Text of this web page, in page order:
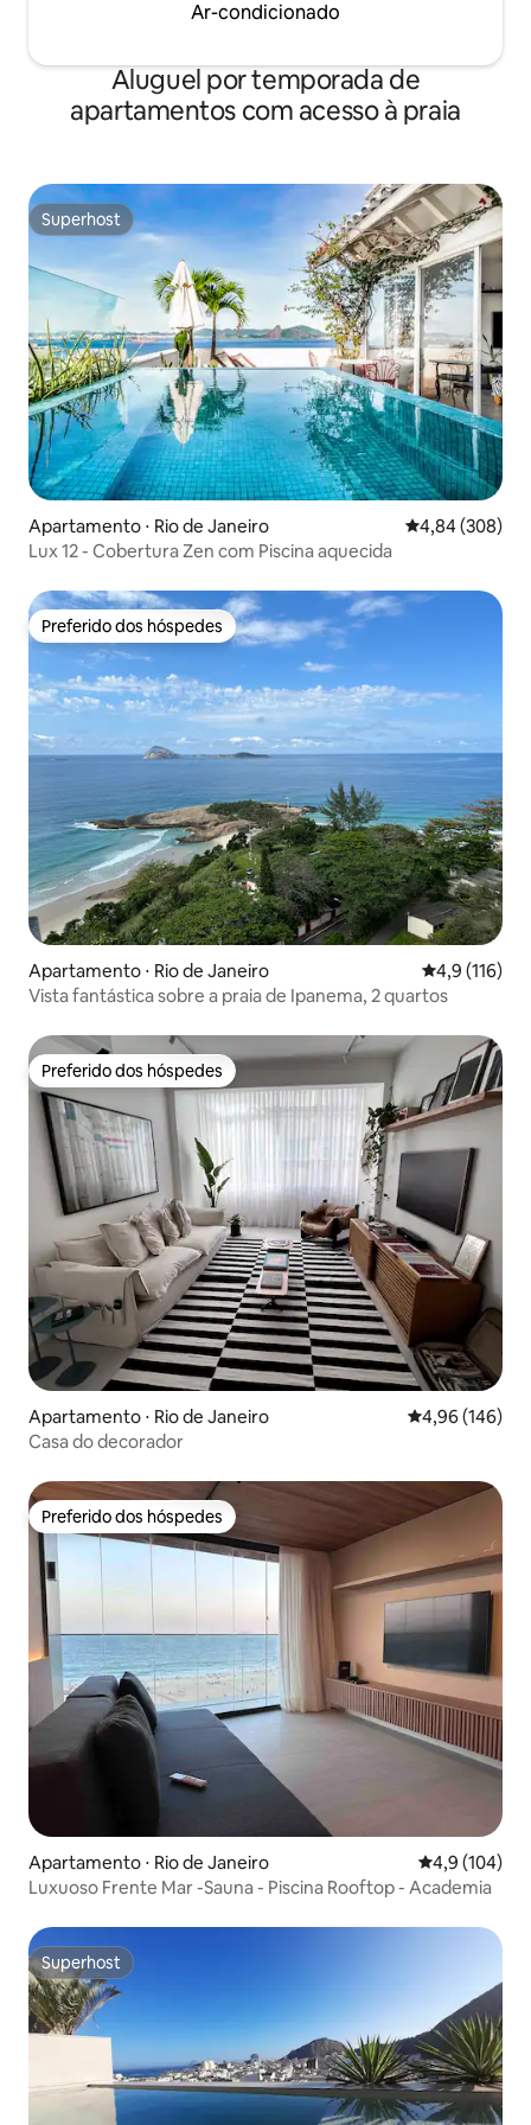
Ar-condicionado
Aluguel por temporada de
apartamentos com acesso à praia
Superhost
Superhost
Apartamento ⋅ Rio de Janeiro 4,84 de uma
4,84 (308)
Lux 12 - Cobertura Zen com Piscina aquecida
Preferido dos hóspedes
Preferido dos hóspedes
Apartamento ⋅ Rio de Janeiro 4,9 de uma
4,9 (116)
Vista fantástica sobre a praia de Ipanema, 2 quartos
Preferido dos hóspedes
Preferido dos hóspedes
Apartamento ⋅ Rio de Janeiro 4,96 de uma
4,96 (146)
Casa do decorador
Preferido dos hóspedes
Preferido dos hóspedes
Apartamento ⋅ Rio de Janeiro 4,9 de uma
4,9 (104)
Luxuoso Frente Mar -Sauna - Piscina Rooftop - Academia
Superhost
Superhost